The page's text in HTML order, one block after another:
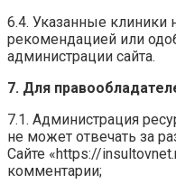
6.4. Указанные клиники
рекомендацией или
администрации сайта.
7. Для
7.1. Администрация
не может отвечать за
Сайте «https://
комментарии;